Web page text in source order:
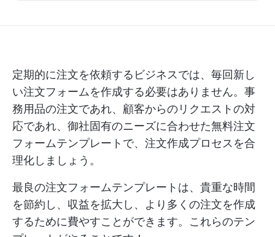
定期的に注文を依頼するビジネスでは、毎回新し
い注文フォームを作成する必要はありません。事
務用品の注文であれ、顧客からのリクエストの対
応であれ、御社固有のニーズに合わせた無料注文
フォームテンプレートで、注文作成プロセスを合
理化しましょう。
最良の注文フォームテンプレートは、貴重な時間
を節約し、収益を拡大し、より多くの注文を作成
するために費やすことができます。これらのテン